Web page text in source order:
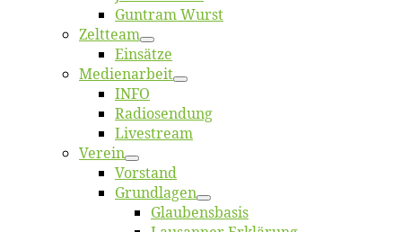
Gun­tram Wurst
Zelt­team
Ein­sät­ze
Me­di­en­ar­beit
INFO
Ra­dio­sen­dung
Live­stream
Ver­ein
Vor­stand
Grund­la­gen
Glaubens­ba­sis